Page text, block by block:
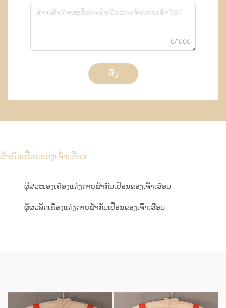
0/1000
ສົ່ງ
ຜ້າກັນເປື່ອນຂອງເຈົ້າເຮືອນ
ຜູ້ສະໜອງເຄື່ອງແຕ່ງກາຍຜ້າກັນເປື່ອນຂອງເຈົ້າເຮືອນ
ຜູ້ຜະລິດເຄື່ອງແຕ່ງກາຍຜ້າກັນເປື່ອນຂອງເຈົ້າເຮືອນ